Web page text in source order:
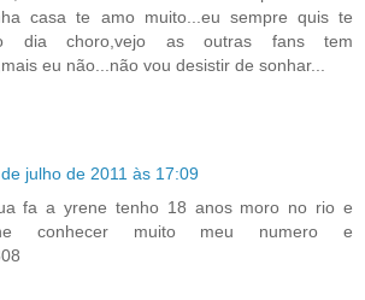
casa te amo muito...eu sempre quis te
dia choro,vejo as outras fans tem
eu não...não vou desistir de sonhar...
julho de 2011 às 17:09
fa a yrene tenho 18 anos moro no rio e
conhecer muito meu numero e